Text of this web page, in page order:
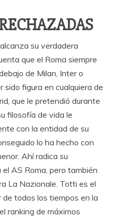
su verdadera
que el Roma siempre
de Milan, Inter o
sido figura en cualquiera de
que le pretendió durante
filosofía de vida le
con la entidad de su
lo ha hecho con
Ahí radica su
AS Roma, pero también
La Nazionale. Totti es el
todos los tiempos en la
ranking de máximos